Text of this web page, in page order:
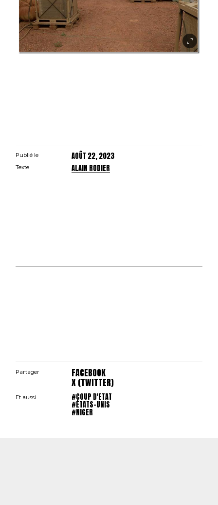
Publié le AOÛT 22, 2023
Texte ALAIN RODIER
Partager FACEBOOK
X (TWITTER)
Et aussi #COUP D'ETAT
#ÉTATS-UNIS
#NIGER